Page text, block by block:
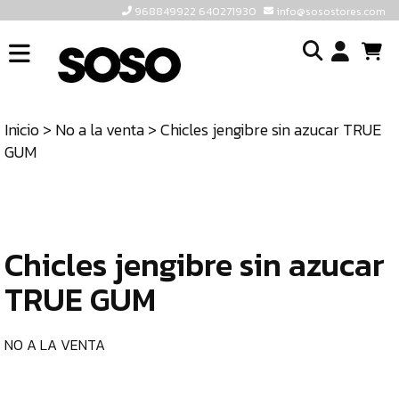
968849922 640271930 info@sosostores.com
INICIO
TIENDA
CONTACTO
968849922
640271930
Inicio> No a la venta> Chicles jengibre sin azucar TRUE
GUM
Chicles jengibre sin azucar
TRUE GUM
NO A LA VENTA